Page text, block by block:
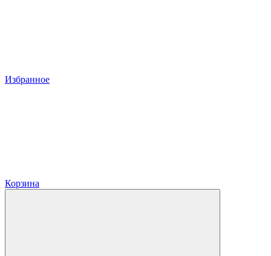
Избранное
Корзина